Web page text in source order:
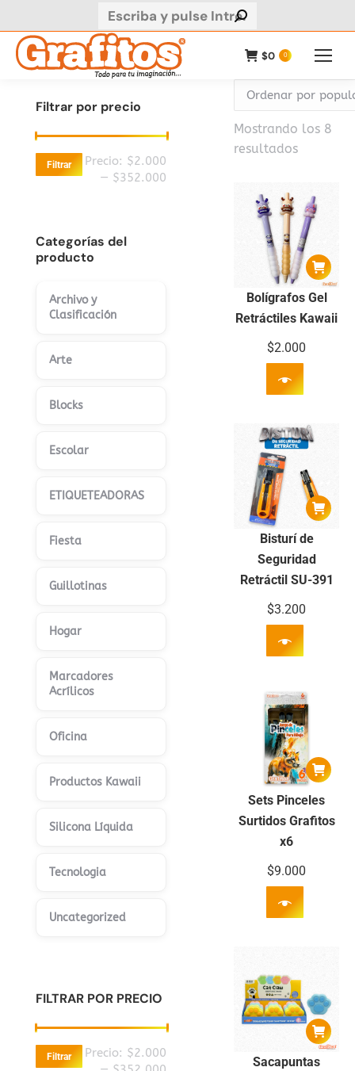
Buscar:
$0 0
Mostrando los 8
resultados
Bolígrafos Gel
Retráctiles Kawaii
$2.000
Bisturí de
Seguridad
Retráctil SU-391
$3.200
Sets Pinceles
Surtidos Grafitos
x6
$9.000
Sacapuntas
Filtrar por precio
Filtrar Precio: $2.000
— $352.000
Categorías del
producto
Archivo y
Clasificación
Arte
Blocks
Escolar
ETIQUETEADORAS
Fiesta
Guillotinas
Hogar
Marcadores
Acrílicos
Oficina
Productos Kawaii
Silicona Líquida
Tecnologia
Uncategorized
FILTRAR POR PRECIO
Filtrar Precio: $2.000